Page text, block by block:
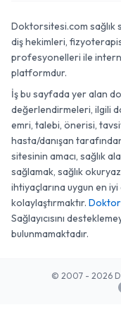
Doktorsitesi.com sağlık
diş hekimleri,
profesyonelleri ile
platformdur.
İş bu sayfada yer alan
değerlendirmeleri, ilgili
emri, talebi, önerisi,
hasta/danışan
sitesinin amacı, sağlık
sağlamak, sağlık
ihtiyaçlarına uygun en
kolaylaştırmaktır.
Sağlayıcısını
bulunmamaktadır.
© 2007 - 2026